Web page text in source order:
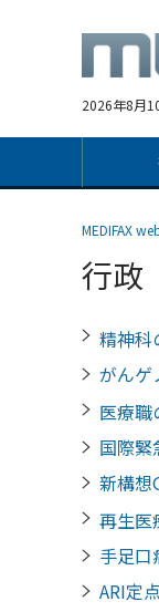
2026年8月
MEDIFAX
行政
精神
がん
医療
国際
新構想
再生
手足
ARI定